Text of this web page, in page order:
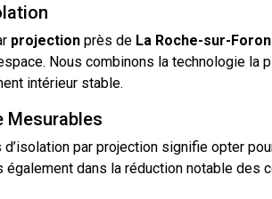
projection près de La Roche-sur-Foron
Nous combinons la technologie
intérieur stable.
Mesurables
d’isolation par projection signifie opter
également dans la réduction notable